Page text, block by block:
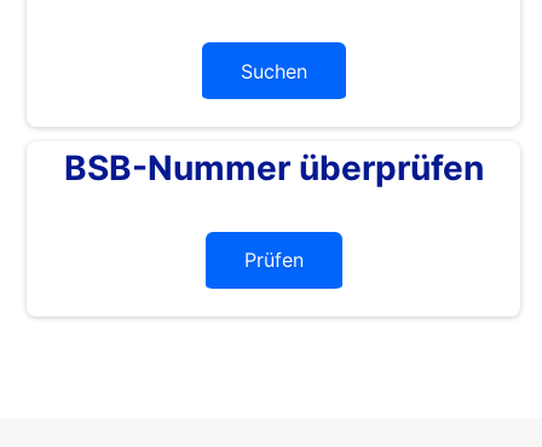
Suchen
BSB-Nummer überprüfen
Prüfen